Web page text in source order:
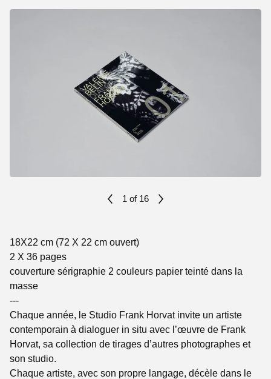
18X22 cm (72 X 22 cm ouvert)
2 X 36 pages
couverture sérigraphie 2 couleurs papier teinté dans la
masse
---
Chaque année, le Studio Frank Horvat invite un artiste
contemporain à dialoguer in situ avec l’œuvre de Frank
Horvat, sa collection de tirages d’autres photographes et
son studio.
Chaque artiste, avec son propre langage, décèle dans le
1 of 16